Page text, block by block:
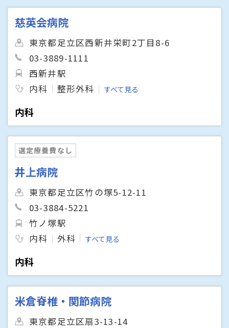
慈英会病院
東京都足立区西新井栄町2丁目8-6
03-3889-1111
西新井駅
内科
整形外科 すべて見る
内科
選定療養費なし
井上病院
東京都足立区竹の塚5-12-11
03-3884-5221
竹ノ塚駅
内科
外科 すべて見る
内科
米倉脊椎・関節病院
東京都足立区扇3-13-14